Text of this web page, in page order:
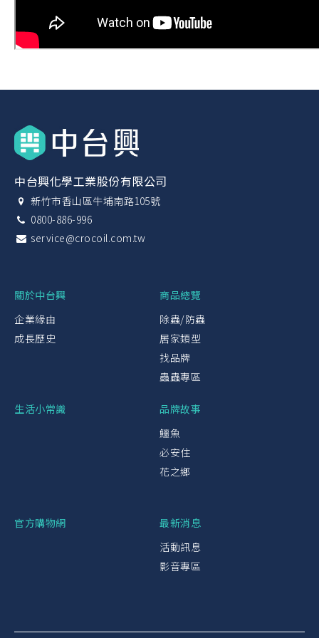
中台興化學工業股份有限公司
新竹市香山區牛埔南路105號
0800-886-996
service@crocoil.com.tw
關於中台興
企業緣由
成長歷史
商品總覽
除蟲/防蟲
居家類型
找品牌
蟲蟲專區
生活小常識
品牌故事
鱷魚
必安住
花之鄉
官方購物網
最新消息
活動訊息
影音專區